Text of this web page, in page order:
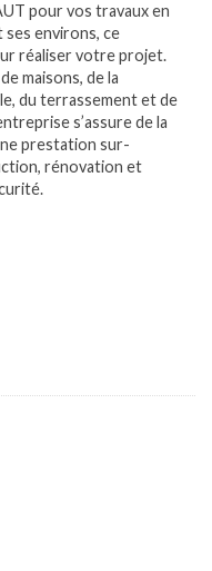
pour vos travaux en
environs, ce
réaliser votre projet.
maisons, de la
du terrassement et de
s’assure de la
prestation sur-
rénovation et